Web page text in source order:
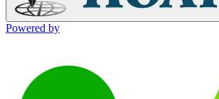
Powered by